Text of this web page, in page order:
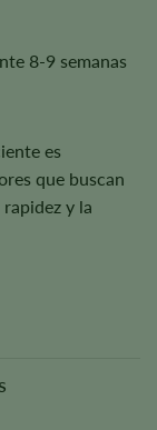
8-9 semanas
es
que buscan
y la